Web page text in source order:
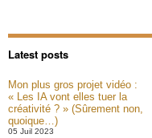
Latest posts
Mon plus gros projet vidéo :
« Les IA vont elles tuer la
créativité ? » (Sûrement non,
quoique…)
05 Juil 2023